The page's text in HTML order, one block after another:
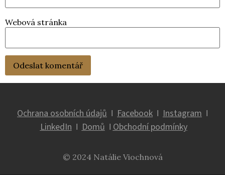
Webová stránka
Ochrana osobních údajů Ι Facebook Ι Instagram Ι
LinkedIn Ι Domů Ι Obchodní podmínky
© 2024 Natálie Viochnová